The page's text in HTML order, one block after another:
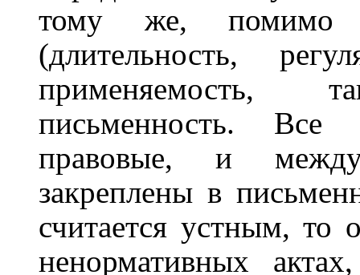
тому же, помимо
(длительность,
применяемость,
письменность.
правовые, и
закреплены в
считается устным, то
ненормативных